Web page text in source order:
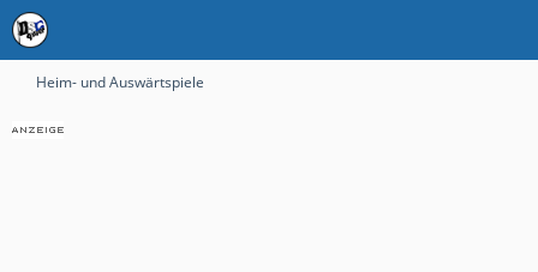
Heim- und Auswärtspiele